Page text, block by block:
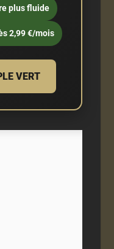
plus fluide
2,99 €/mois
VERT